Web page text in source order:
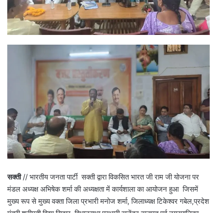
सक्ती// भारतीय जनता पार्टी सक्ती द्वारा विकसित भारत जी राम जी योजना पर
मंडल अध्यक्ष अभिषेक शर्मा की अध्यक्षता में कार्यशाला का आयोजन हुआ जिसमें
मुख्य रूप से मुख्य वक्ता जिला प्रभारी मनोज शर्मा, जिलाध्यक्ष टिकेश्वर गबेल,प्रदेश